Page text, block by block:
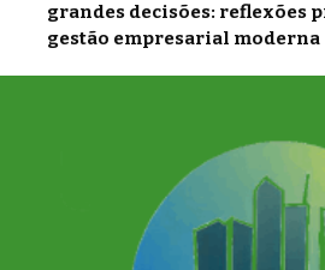
grandes decisões: reflexões
gestão empresarial moderna